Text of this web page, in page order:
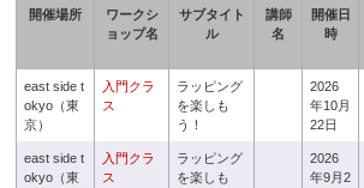
開催場所
ワークシ
ョップ名
サブタイト
ル
講師
名
開催日
時
east side t
okyo（東
京）
入門クラ
ス
ラッピング
を楽しも
う！
2026
年10月
22日
east side t
okyo（東
入門クラ
ス
ラッピング
を楽しも
2026
年9月2